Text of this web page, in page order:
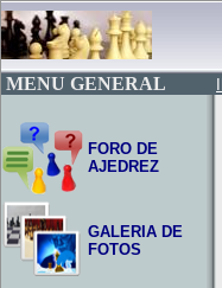
MENU GENERAL
FORO DE
AJEDREZ
GALERIA DE
FOTOS